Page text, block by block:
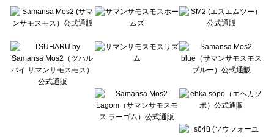
Te chichi（テチチ）のカットソー一覧
Te chichi CLASSIC（テチチ クラシック）のカットソー一覧
Lugnoncure（ルノンキュール）のカットソー一覧
BETTY'S BLUE（べティーズブルー）のカットソー一覧
Wpc.（ワールドパーティー）のカットソー一覧